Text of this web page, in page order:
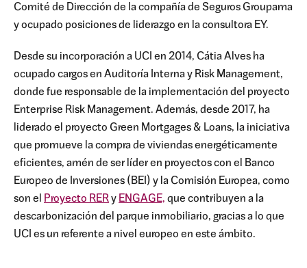
Comité de Dirección de la compañía de Seguros Groupama
y ocupado posiciones de liderazgo en la consultora EY.
Desde su incorporación a UCI en 2014, Cátia Alves ha
ocupado cargos en Auditoría Interna y Risk Management,
donde fue responsable de la implementación del proyecto
Enterprise Risk Management. Además, desde 2017, ha
liderado el proyecto Green Mortgages & Loans, la iniciativa
que promueve la compra de viviendas energéticamente
eficientes, amén de ser líder en proyectos con el Banco
Europeo de Inversiones (BEI) y la Comisión Europea, como
son el Proyecto RERy ENGAGE, que contribuyen a la
descarbonización del parque inmobiliario, gracias a lo que
UCI es un referente a nivel europeo en este ámbito.